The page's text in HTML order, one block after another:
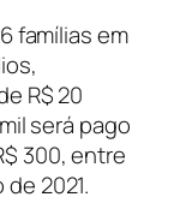
famílias em
R$ 20
será pago
300, entre
2021.